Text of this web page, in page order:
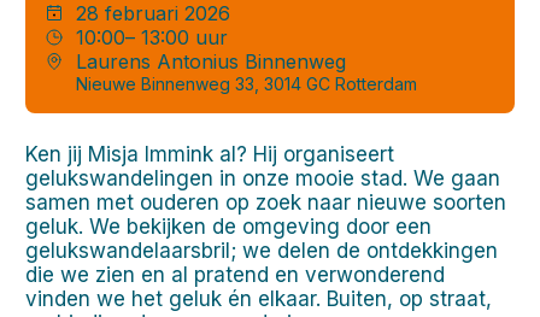
28 februari 2026
10:00– 13:00 uur
Laurens Antonius Binnenweg
Nieuwe Binnenweg 33, 3014 GC Rotterdam
Ken jij Misja Immink al? Hij organiseert
gelukswandelingen in onze mooie stad. We gaan
samen met ouderen op zoek naar nieuwe soorten
geluk. We bekijken de omgeving door een
gelukswandelaarsbril; we delen de ontdekkingen
die we zien en al pratend en verwonderend
vinden we het geluk én elkaar. Buiten, op straat,